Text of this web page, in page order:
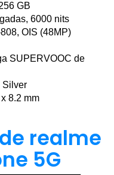
GB
6000 nits
OIS (48MP)
SUPERVOOC de
Silver
8.2 mm
realme
5G